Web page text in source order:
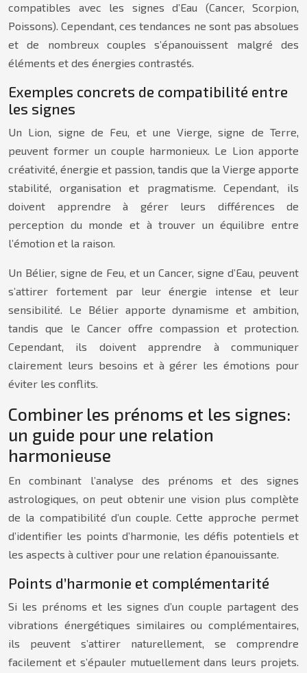
compatibles avec les signes d’Eau (Cancer, Scorpion,
Poissons). Cependant, ces tendances ne sont pas absolues
et de nombreux couples s’épanouissent malgré des
éléments et des énergies contrastés.
Exemples concrets de compatibilité entre
les signes
Un Lion, signe de Feu, et une Vierge, signe de Terre,
peuvent former un couple harmonieux. Le Lion apporte
créativité, énergie et passion, tandis que la Vierge apporte
stabilité, organisation et pragmatisme. Cependant, ils
doivent apprendre à gérer leurs différences de
perception du monde et à trouver un équilibre entre
l’émotion et la raison.
Un Bélier, signe de Feu, et un Cancer, signe d’Eau, peuvent
s’attirer fortement par leur énergie intense et leur
sensibilité. Le Bélier apporte dynamisme et ambition,
tandis que le Cancer offre compassion et protection.
Cependant, ils doivent apprendre à communiquer
clairement leurs besoins et à gérer les émotions pour
éviter les conflits.
Combiner les prénoms et les signes:
un guide pour une relation
harmonieuse
En combinant l’analyse des prénoms et des signes
astrologiques, on peut obtenir une vision plus complète
de la compatibilité d’un couple. Cette approche permet
d’identifier les points d’harmonie, les défis potentiels et
les aspects à cultiver pour une relation épanouissante.
Points d’harmonie et complémentarité
Si les prénoms et les signes d’un couple partagent des
vibrations énergétiques similaires ou complémentaires,
ils peuvent s’attirer naturellement, se comprendre
facilement et s’épauler mutuellement dans leurs projets.